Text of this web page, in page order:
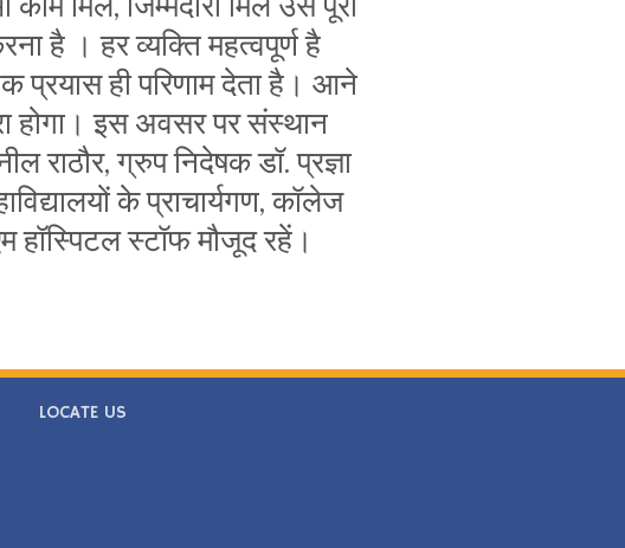
है । हर व्यक्ति महत्वपूर्ण है
प्रयास ही परिणाम देता है। आने
होगा। इस अवसर पर संस्थान
राठौर, ग्रुप निदेषक डॉ. प्रज्ञा
के प्राचार्यगण, कॉलेज
हॉस्पिटल स्टॉफ मौजूद रहें।
LOCATE US